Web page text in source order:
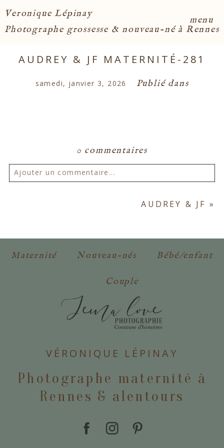
menu
Veronique Lépinay
Photographe grossesse & nouveau-né à Rennes
AUDREY & JF MATERNITÉ-281
samedi, janvier 3, 2026 Publié dans
0 commentaires
Ajouter un commentaire...
jamais publié ou partagé.
AUDREY & JF »
Maternité Nouveau-nés Bébé/enfant
Couple
VÉRONIQUE LÉPINAY
Photographe maternité à
Rennes & alentours